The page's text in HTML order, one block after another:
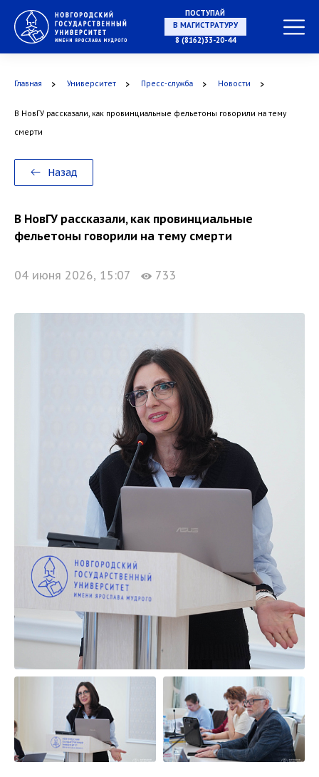
ПОСТУПАЙ
НА СПЕЦИАЛИТЕТ
В МАГИСТРАТУРУ
8 (8162)33-20-44
Главная Университет Пресс-служба Новости
В НовГУ рассказали, как провинциальные фельетоны говорили на тему
смерти
Назад
В НовГУ рассказали, как провинциальные
фельетоны говорили на тему смерти
04 июня 2026, 15:07 733